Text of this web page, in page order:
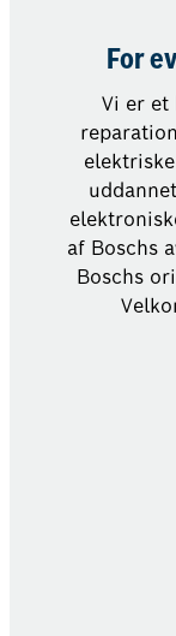
For
Vi er et
af Boschs
Boschs